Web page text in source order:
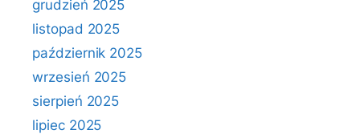
grudzień 2025
listopad 2025
październik 2025
wrzesień 2025
sierpień 2025
lipiec 2025